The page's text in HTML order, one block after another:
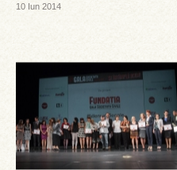
10 Iun 2014